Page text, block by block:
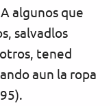
algunos que
salvadlos
tened
aun la ropa